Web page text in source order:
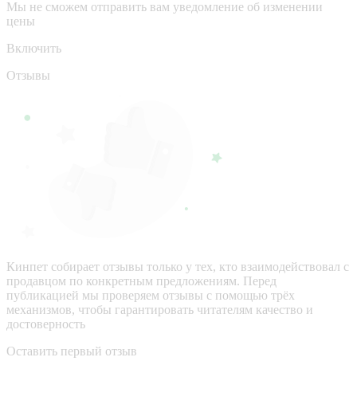
Мы не сможем отправить вам уведомление об изменении
цены
Включить
Отзывы
Кинпет собирает отзывы только у тех, кто взаимодействовал с
продавцом по конкретным предложениям. Перед
публикацией мы проверяем отзывы с помощью трёх
механизмов, чтобы гарантировать читателям качество и
достоверность
Оставить первый отзыв